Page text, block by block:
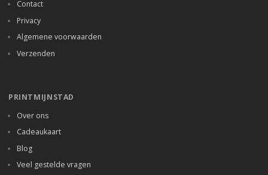
Contact
Privacy
Algemene voorwaarden
Verzenden
PRINTMIJNSTAD
Over ons
Cadeaukaart
Blog
Veel gestelde vragen